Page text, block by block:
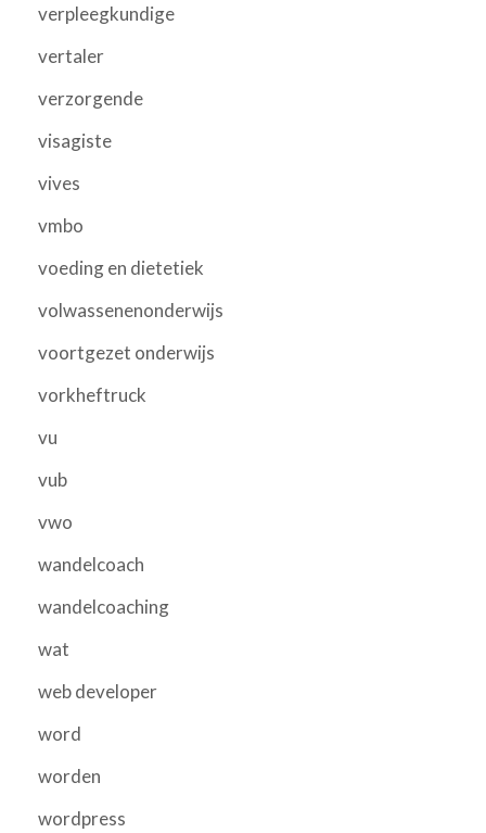
verpleegkundige
vertaler
verzorgende
visagiste
vives
vmbo
voeding en dietetiek
volwassenenonderwijs
voortgezet onderwijs
vorkheftruck
vu
vub
vwo
wandelcoach
wandelcoaching
wat
web developer
word
worden
wordpress